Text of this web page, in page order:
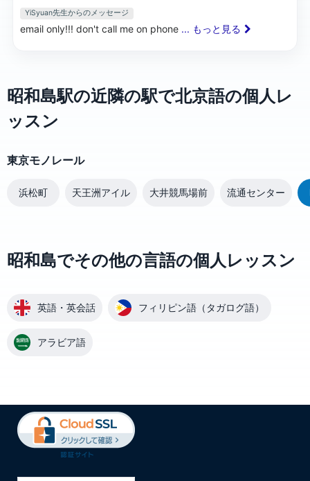
YiSyuan先生からのメッセージ
email only!!! don't call me on phone ... もっと見る
昭和島駅の近隣の駅で北京語の個人レ
ッスン
東京モノレール
浜松町 天王洲アイル 大井競馬場前 流通センター
昭和島でその他の言語の個人レッスン
英語・英会話 フィリピン語（タガログ語）
アラビア語